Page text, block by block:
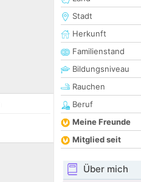
Stadt
Herkunft
Familienstand
Bildungsniveau
Rauchen
Beruf
Meine Freunde
Mitglied seit
Über mich